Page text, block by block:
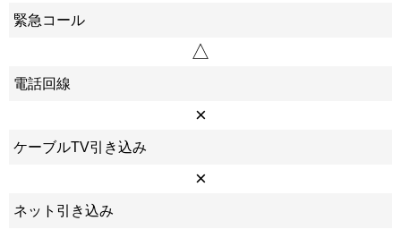
緊急コール
△
電話回線
×
ケーブルTV引き込み
×
ネット引き込み